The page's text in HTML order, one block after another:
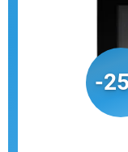
-